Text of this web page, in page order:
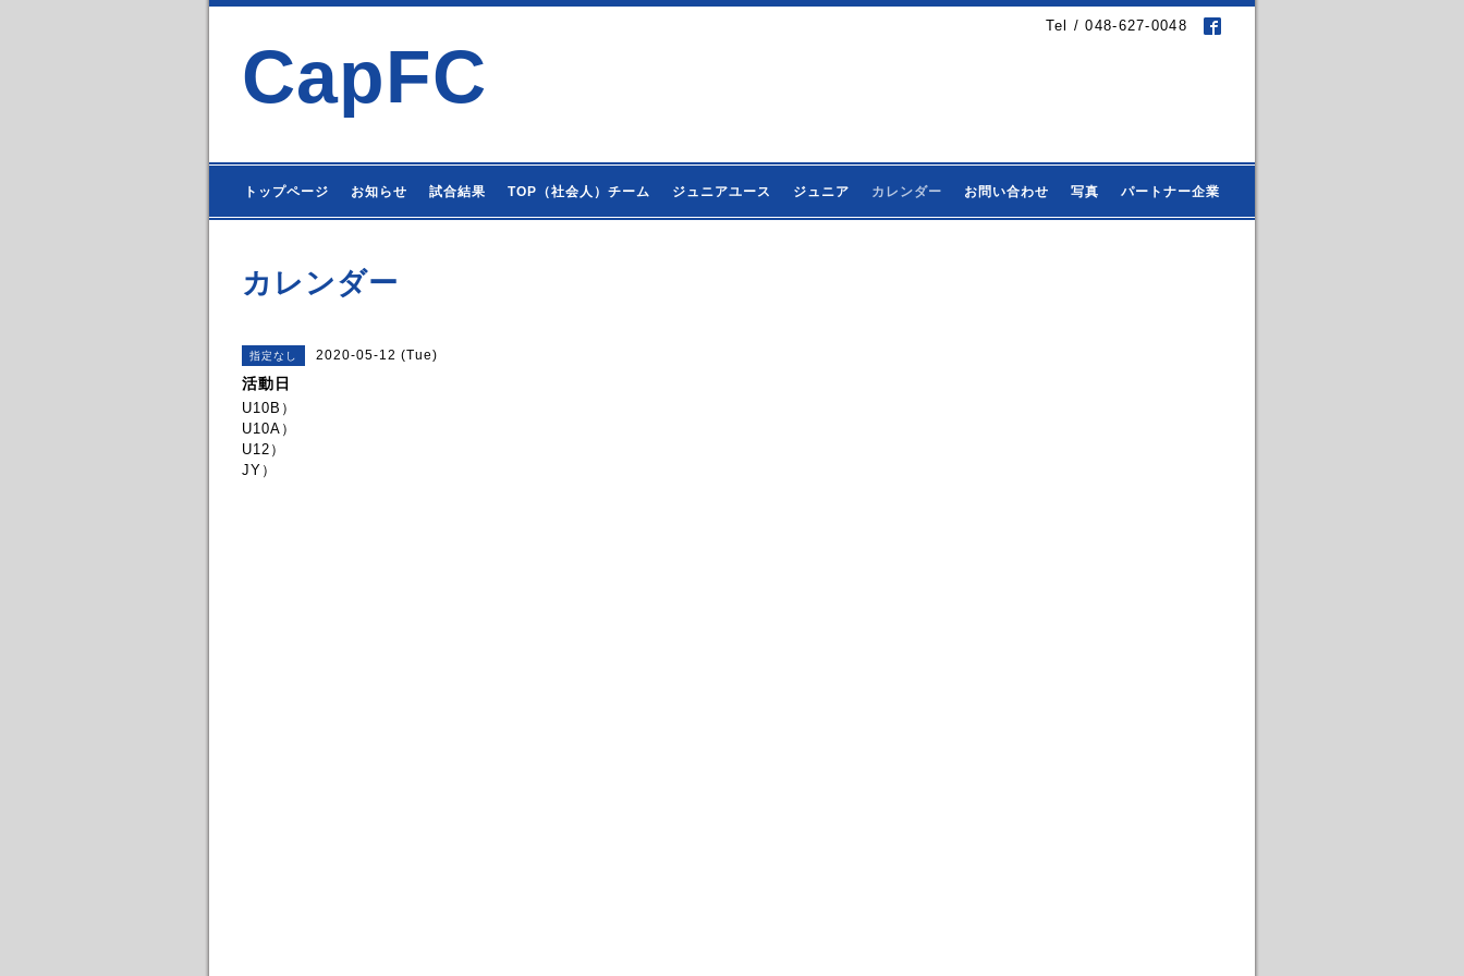
Tel / 048-627-0048
CapFC
トップページ お知らせ 試合結果 TOP（社会人）チーム ジュニアユース ジュニア カレンダー お問い合わせ 写真 パートナー企業
カレンダー
指定なし 2020-05-12 (Tue)
活動日
U10B）
U10A）
U12）
JY）